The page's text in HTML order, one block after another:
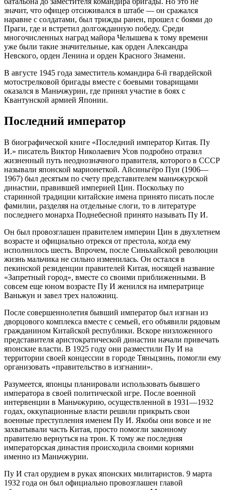
значит, что офицер отсиживался в штабе — он сражался
наравне с солдатами, был трижды ранен, прошел с боями до
Праги, где и встретил долгожданную победу. Среди
многочисленных наград майора Челышева к тому времени
уже были такие значительные, как орден Александра
Невского, орден Ленина и орден Красного Знамени.
В августе 1945 года заместитель командира 6-й гвардейской
мотострелковой бригады вместе с боевыми товарищами
оказался в Маньчжурии, где принял участие в боях с
Квантунской армией Японии.
Последний император
В биографической книге «Последний император Китая. Пу
И.» писатель Виктор Николаевич Усов подробно отразил
жизненный путь неоднозначного правителя, которого в СССР
называли японской марионеткой. Айсиньгёро Пуи (1906—
1967) был десятым по счету представителем маньчжурской
династии, правившей империей Цин. Поскольку по
старинной традиции китайские имена принято писать после
фамилии, разделяя на отдельные слоги, то в литературе
последнего монарха Поднебесной принято называть Пу И.
Он был провозглашен правителем империи Цин в двухлетнем
возрасте и официально отрекся от престола, когда ему
исполнилось шесть. Впрочем, после Синьхайской революции
жизнь мальчика не сильно изменилась. Он остался в
пекинской резиденции правителей Китая, носящей название
«Запретный город», вместе со своими приближенными. В
совсем еще юном возрасте Пу И женился на императрице
Ваньжун и завел трех наложниц.
После совершеннолетия бывший император был изгнан из
дворцового комплекса вместе с семьей, его объявили рядовым
гражданином Китайской республики. Вскоре низложенного
представителя аристократической династии начали привечать
японские власти. В 1925 году они разместили Пу И на
территории своей концессии в городе Тяньцзинь, помогли ему
организовать «правительство в изгнании».
Разумеется, японцы планировали использовать бывшего
императора в своей политической игре. После военной
интервенции в Маньчжурию, осуществленной в 1931—1932
годах, оккупационные власти решили прикрыть свои
военные преступления именем Пу И. Якобы они вовсе и не
захватывали часть Китая, просто помогли законному
правителю вернуться на трон. К тому же последняя
императорская династия происходила своими корнями
именно из Маньчжурии.
Пу И стал орудием в руках японских милитаристов. 9 марта
1932 года он был официально провозглашен главой